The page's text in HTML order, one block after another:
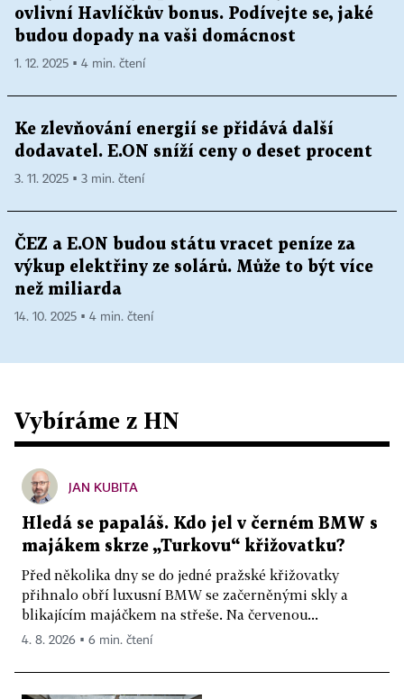
ovlivní Havlíčkův bonus. Podívejte se, jaké
budou dopady na vaši domácnost
1. 12. 2025 ▪ 4 min. čtení
Ke zlevňování energií se přidává další
dodavatel. E.ON sníží ceny o deset procent
3. 11. 2025 ▪ 3 min. čtení
ČEZ a E.ON budou státu vracet peníze za
výkup elektřiny ze solárů. Může to být více
než miliarda
14. 10. 2025 ▪ 4 min. čtení
Vybíráme z HN
JAN KUBITA
Hledá se papaláš. Kdo jel v černém BMW s
majákem skrze „Turkovu“ křižovatku?
Před několika dny se do jedné pražské křižovatky
přihnalo obří luxusní BMW se začerněnými skly a
blikajícím majáčkem na střeše. Na červenou...
4. 8. 2026 ▪ 6 min. čtení